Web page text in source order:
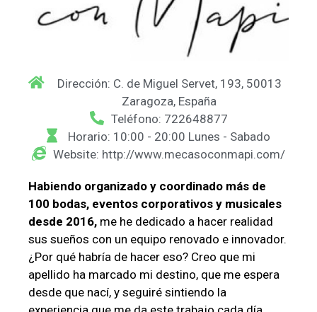
Dirección: C. de Miguel Servet, 193, 50013
Zaragoza, España
Teléfono: 722648877
Horario: 10:00 - 20:00 Lunes - Sabado
Website: http://www.mecasoconmapi.com/
Habiendo organizado y coordinado más de
100 bodas, eventos corporativos y musicales
desde 2016, me he dedicado a hacer realidad
sus sueños con un equipo renovado e innovador.
¿Por qué habría de hacer eso? Creo que mi
apellido ha marcado mi destino, que me espera
desde que nací, y seguiré sintiendo la